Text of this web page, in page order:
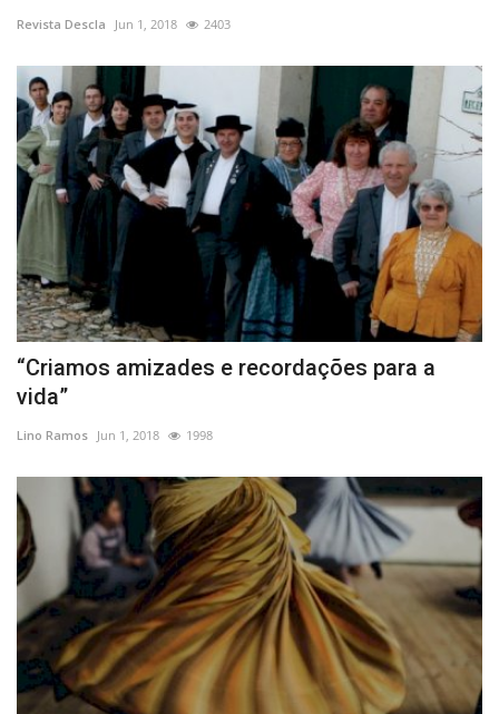
Revista Descla Jun 1, 2018 2403
“Criamos amizades e recordações para a
vida”
Lino Ramos Jun 1, 2018 1998